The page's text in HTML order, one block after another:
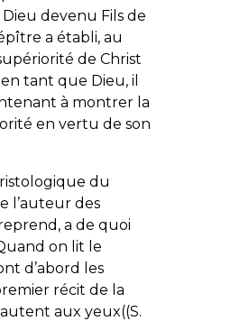
devenu Fils de
a établi, au
de Christ
tant que Dieu, il
à montrer la
en vertu de son
du
l’auteur des
a de quoi
on lit le
d’abord les
récit de la
aux yeux((S.